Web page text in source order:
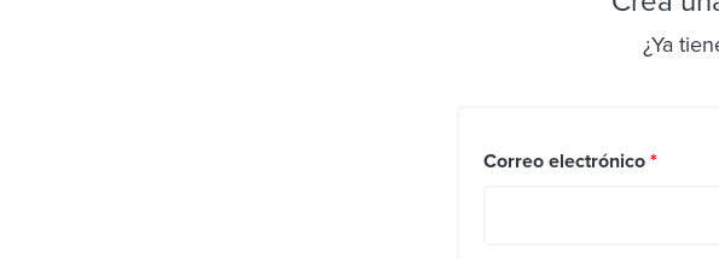
¿Ya
Correo electrónico*